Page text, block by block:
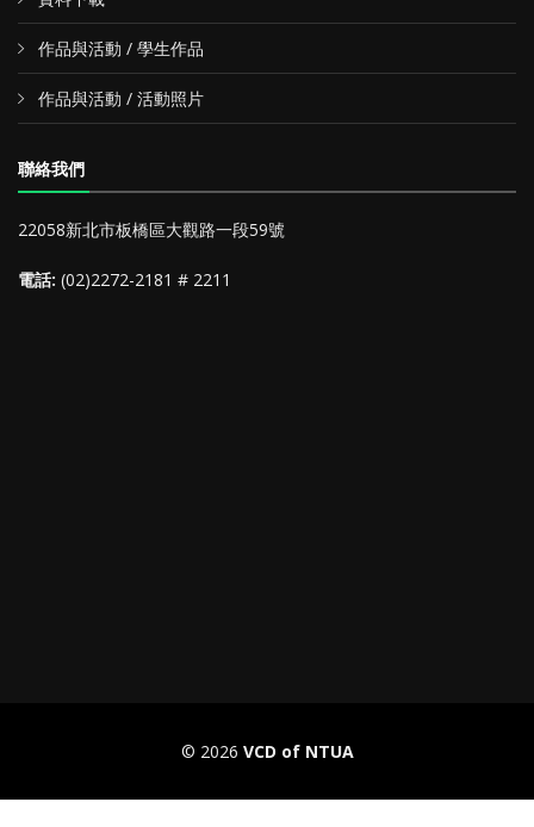
作品與活動 / 學生作品
作品與活動 / 活動照片
聯絡我們
22058新北市板橋區大觀路一段59號
電話: (02)2272-2181 # 2211
© 2026 VCD of NTUA